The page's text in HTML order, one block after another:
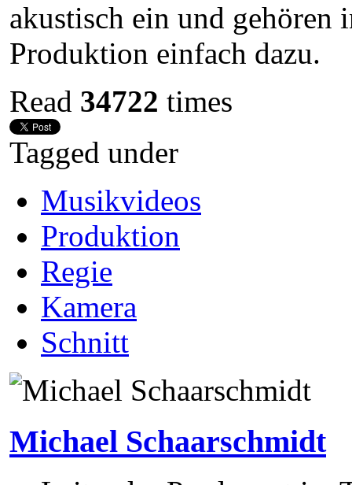
akustisch ein und gehören
Produktion einfach dazu.
Read 34722 times
Tagged under
Musikvideos
Produktion
Regie
Kamera
Schnitt
Michael Schaarschmidt